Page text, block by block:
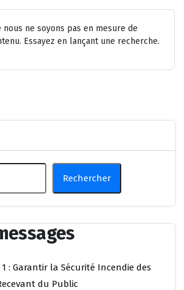
ne soyons pas en mesure de
Essayez en lançant une recherche.
Rechercher
1 : Garantir la Sécurité Incendie des
du Public